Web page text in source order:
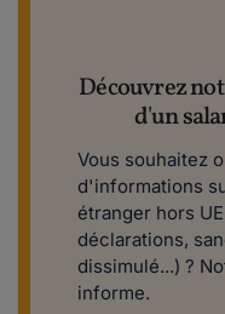
Découvrez
d'un
Vous souhaitez
d'informations
étranger hors
déclarations,
dissimulé...) ?
informe.